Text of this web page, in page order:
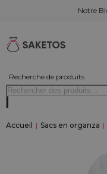
Notre
Recherche de produits
Accueil | Sacs en organza |